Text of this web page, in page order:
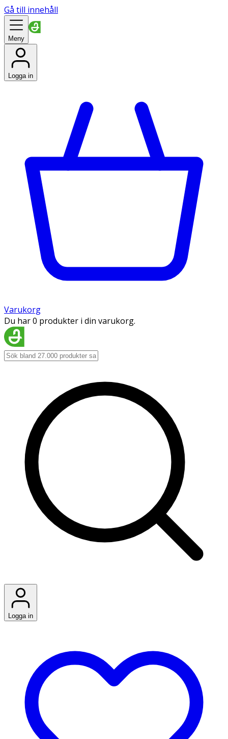
Gå till innehåll
Meny
Logga in
Varukorg
Du har 0 produkter i din varukorg.
Logga in